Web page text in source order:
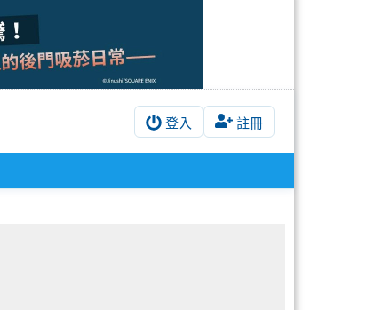
登入 註冊